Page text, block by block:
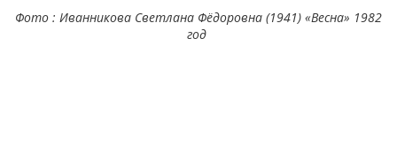
Фото : Иванникова Светлана Фёдоровна (1941) «Весна» 1982
год